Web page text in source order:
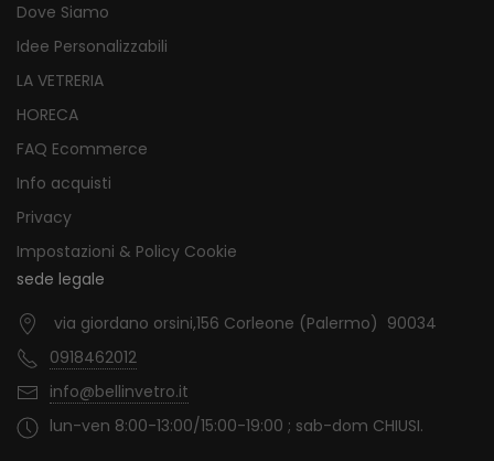
Dove Siamo
Idee Personalizzabili
LA VETRERIA
HORECA
FAQ Ecommerce
Info acquisti
Privacy
Impostazioni & Policy Cookie
sede legale
via giordano orsini,156 Corleone (Palermo) 90034
0918462012
info@bellinvetro.it
lun-ven 8:00-13:00/15:00-19:00 ; sab-dom CHIUSI.